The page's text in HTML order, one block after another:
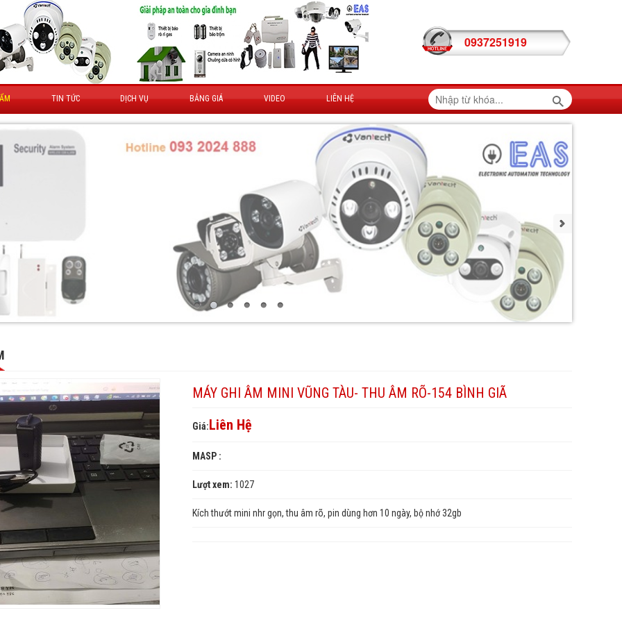
0937251919
TIN TỨC DỊCH VỤ BẢNG GIÁ VIDEO LIÊN HỆ
MÁY GHI ÂM MINI VŨNG TÀU- THU ÂM RÕ-154 BÌNH GIÃ
Giá:Liên Hệ
MASP :
Lượt xem: 1027
Kích thướt mini nhr gọn, thu âm rõ, pin dùng hơn 10 ngày, bộ nhớ 32gb